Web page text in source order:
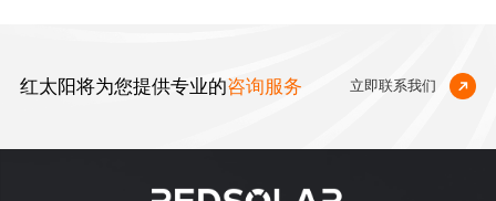
红太阳将为您提供专业的咨询服务 立即联系我们